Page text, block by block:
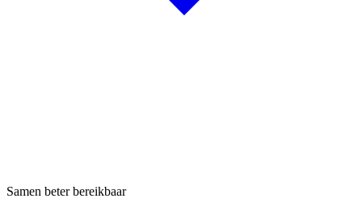
Samen beter bereikbaar